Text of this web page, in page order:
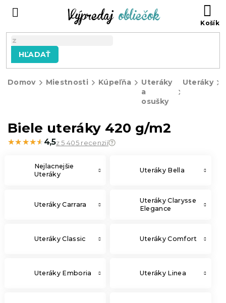
HĽADAŤ
Domov Miestnosti Kúpeľňa
Uteráky
a
osušky
Uteráky
Biele uteráky 420 g/m2
★★★★★
★★★★★ 4,5z 5 405 recenzií
Nejlacnejšie
Uteráky
Uteráky Bella
Uteráky Carrara
Uteráky Clarysse
Elegance
Uteráky Classic Uteráky Comfort
Uteráky Emboria Uteráky Linea